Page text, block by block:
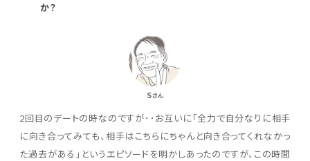
か？
Sさん
2回目のデートの時なのですが･･お互いに「全力で自分なりに相手
に向き合ってみても、相手はこちらにちゃんと向き合ってくれなかっ
た過去がある」というエピソードを明かしあったのですが、この時間